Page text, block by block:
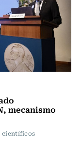
mecanismo
científicos